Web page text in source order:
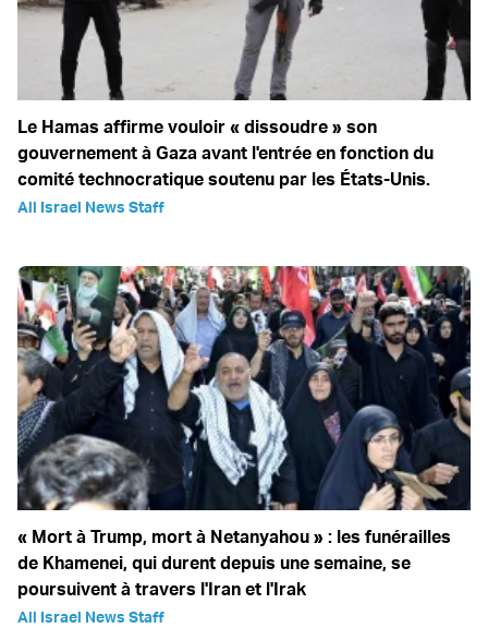
Le Hamas affirme vouloir « dissoudre » son
gouvernement à Gaza avant l'entrée en fonction du
comité technocratique soutenu par les États-Unis.
All Israel News Staff
« Mort à Trump, mort à Netanyahou » : les funérailles
de Khamenei, qui durent depuis une semaine, se
poursuivent à travers l'Iran et l'Irak
All Israel News Staff